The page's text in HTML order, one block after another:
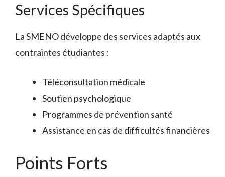
Services Spécifiques
La SMENO développe des services adaptés aux
contraintes étudiantes :
Téléconsultation médicale
Soutien psychologique
Programmes de prévention santé
Assistance en cas de difficultés financières
Points Forts